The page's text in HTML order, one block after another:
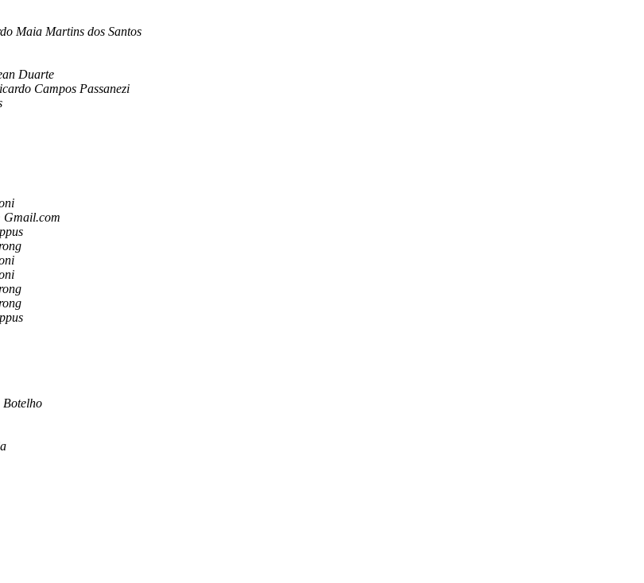
Maia Martins dos Santos
Duarte
Campos Passanezi
Gmail.com
Botelho